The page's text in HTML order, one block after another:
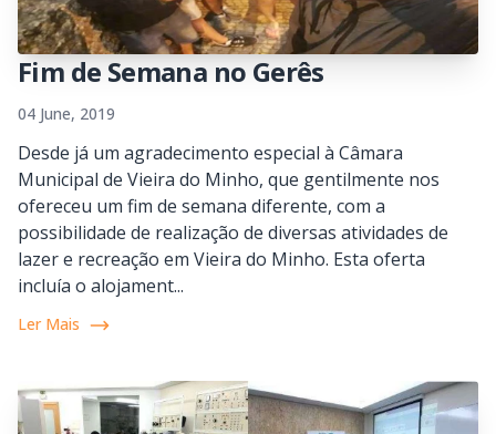
Fim de Semana no Gerês
04 June, 2019
Desde já um agradecimento especial à Câmara
Municipal de Vieira do Minho, que gentilmente nos
ofereceu um fim de semana diferente, com a
possibilidade de realização de diversas atividades de
lazer e recreação em Vieira do Minho. Esta oferta
incluía o alojament...
Ler Mais